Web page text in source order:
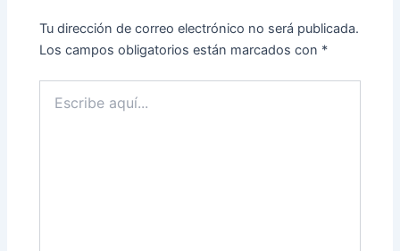
Tu dirección de correo electrónico no será publicada.
Los campos obligatorios están marcados con *
aquí...